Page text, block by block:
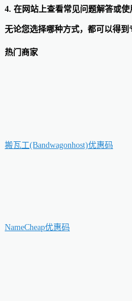
4. 在网站上查看常见问题解答或使
无论您选择哪种方式，都可以得到
热门商家
搬瓦工(Bandwagonhost)优惠码
NameCheap优惠码